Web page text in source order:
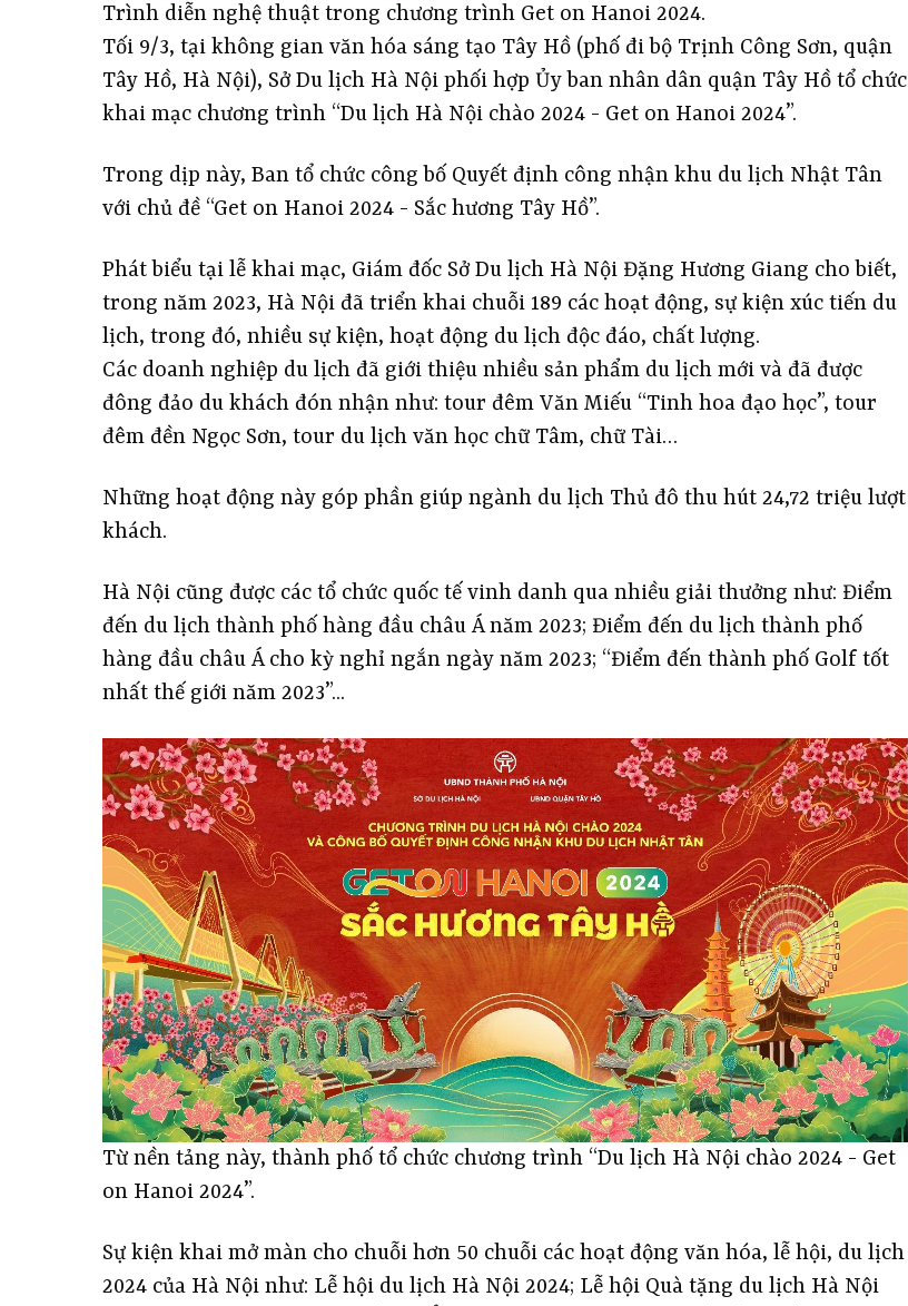
Trình diễn nghệ thuật trong chương trình Get on Hanoi 2024.
Tối 9/3, tại không gian văn hóa sáng tạo Tây Hồ (phố đi bộ Trịnh Công Sơn, quận
Tây Hồ, Hà Nội), Sở Du lịch Hà Nội phối hợp Ủy ban nhân dân quận Tây Hồ tổ chức
khai mạc chương trình “Du lịch Hà Nội chào 2024 - Get on Hanoi 2024”.
Trong dịp này, Ban tổ chức công bố Quyết định công nhận khu du lịch Nhật Tân
với chủ đề “Get on Hanoi 2024 - Sắc hương Tây Hồ”.
Phát biểu tại lễ khai mạc, Giám đốc Sở Du lịch Hà Nội Đặng Hương Giang cho biết,
trong năm 2023, Hà Nội đã triển khai chuỗi 189 các hoạt động, sự kiện xúc tiến du
lịch, trong đó, nhiều sự kiện, hoạt động du lịch độc đáo, chất lượng.
Các doanh nghiệp du lịch đã giới thiệu nhiều sản phẩm du lịch mới và đã được
đông đảo du khách đón nhận như: tour đêm Văn Miếu “Tinh hoa đạo học”, tour
đêm đền Ngọc Sơn, tour du lịch văn học chữ Tâm, chữ Tài…
Những hoạt động này góp phần giúp ngành du lịch Thủ đô thu hút 24,72 triệu lượt
khách.
Hà Nội cũng được các tổ chức quốc tế vinh danh qua nhiều giải thưởng như: Điểm
đến du lịch thành phố hàng đầu châu Á năm 2023; Điểm đến du lịch thành phố
hàng đầu châu Á cho kỳ nghỉ ngắn ngày năm 2023; “Điểm đến thành phố Golf tốt
nhất thế giới năm 2023”...
Từ nền tảng này, thành phố tổ chức chương trình “Du lịch Hà Nội chào 2024 - Get
on Hanoi 2024”.
Sự kiện khai mở màn cho chuỗi hơn 50 chuỗi các hoạt động văn hóa, lễ hội, du lịch
2024 của Hà Nội như: Lễ hội du lịch Hà Nội 2024; Lễ hội Quà tặng du lịch Hà Nội